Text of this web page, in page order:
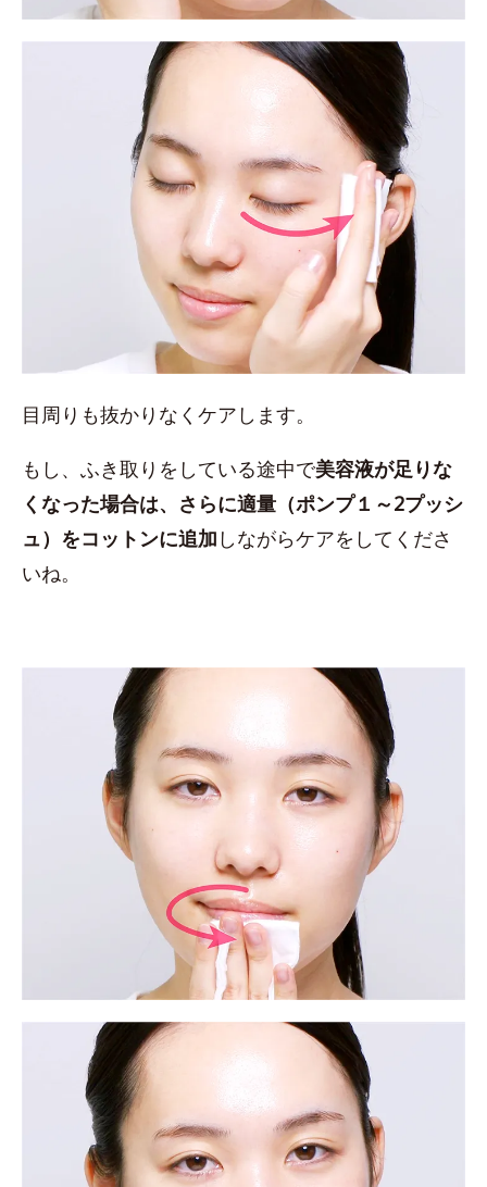
目周りも抜かりなくケアします。
もし、ふき取りをしている途中で美容液が足りな
くなった場合は、さらに適量（ポンプ１～2プッシ
ュ）をコットンに追加 しながらケアをしてくださ
いね。